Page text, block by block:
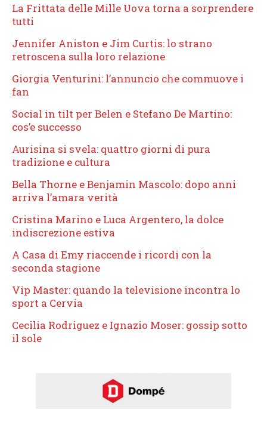
La Frittata delle Mille Uova torna a sorprendere
tutti
Jennifer Aniston e Jim Curtis: lo strano
retroscena sulla loro relazione
Giorgia Venturini: l’annuncio che commuove i
fan
Social in tilt per Belen e Stefano De Martino:
cos’e successo
Aurisina si svela: quattro giorni di pura
tradizione e cultura
Bella Thorne e Benjamin Mascolo: dopo anni
arriva l’amara verità
Cristina Marino e Luca Argentero, la dolce
indiscrezione estiva
A Casa di Emy riaccende i ricordi con la
seconda stagione
Vip Master: quando la televisione incontra lo
sport a Cervia
Cecilia Rodriguez e Ignazio Moser: gossip sotto
il sole